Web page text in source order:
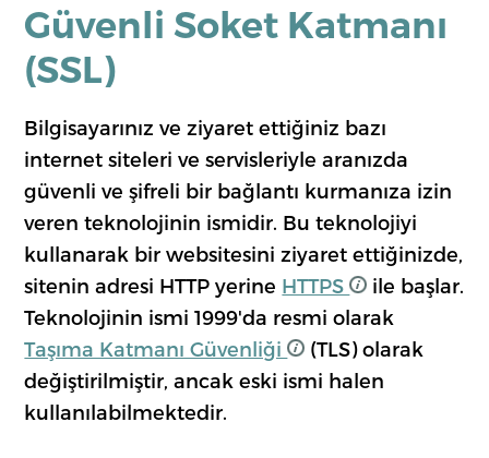
Güvenli Soket Katmanı
(SSL)
Bilgisayarınız ve ziyaret ettiğiniz bazı
internet siteleri ve servisleriyle aranızda
güvenli ve şifreli bir bağlantı kurmanıza izin
veren teknolojinin ismidir. Bu teknolojiyi
kullanarak bir websitesini ziyaret ettiğinizde,
sitenin adresi HTTP yerine HTTPS
ile başlar.
Teknolojinin ismi 1999'da resmi olarak
Taşıma Katmanı Güvenliği
(TLS) olarak
değiştirilmiştir, ancak eski ismi halen
kullanılabilmektedir.